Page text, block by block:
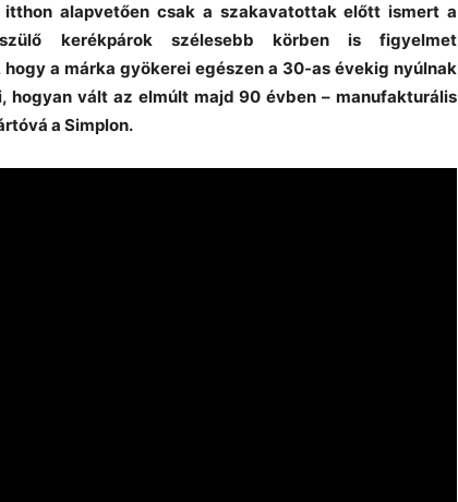
alapvetően csak a szakavatottak előtt ismert a
kerékpárok szélesebb körben is figyelmet
hogy a márka gyökerei egészen a 30-as évekig nyúlnak
hogyan vált az elmúlt majd 90 évben – manufakturális
a Simplon.